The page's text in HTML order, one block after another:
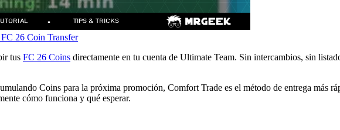
FC 26 Coin Transfer
tus FC 26 Coins directamente en tu cuenta de Ultimate Team. Sin intercambios, sin
Coins para la próxima promoción, Comfort Trade es el método de entrega más
cómo funciona y qué esperar.